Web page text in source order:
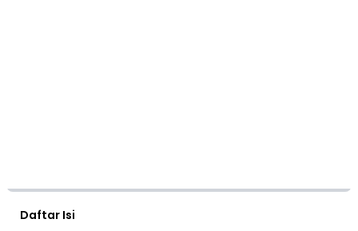
Daftar Isi